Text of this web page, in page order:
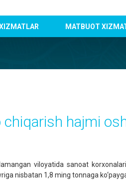
MATBUOT
chiqarish hajmi
viloyatida sanoat
nisbatan 1,8 ming tonnaga